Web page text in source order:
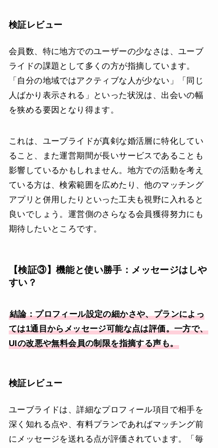
検証レビュー
会員数、特に地方でのユーザーの少なさは、ユーブ
ライドの課題として多くの方が指摘しています。
「自分の地域ではアクティブな人が少ない」「同じ
人ばかり表示される」といった状況は、出会いの幅
を狭める要因となり得ます。
これは、ユーブライドが真剣な婚活層に特化してい
ること、また運営期間が長いサービスであることも
影響しているかもしれません。地方での活動を考え
ている方は、検索範囲を広めたり、他のマッチング
アプリと併用したりといった工夫も視野に入れると
良いでしょう。運営側のさらなる会員獲得努力にも
期待したいところです。
【検証③】機能と使い勝手：メッセージはしや
すい？
結論：プロフィール設定の細かさや、プランによっ
ては1通目からメッセージ可能な点は評価。一方で、
UIの改悪や無料会員の制限を指摘する声も。
検証レビュー
ユーブライドは、詳細なプロフィール項目で相手を
深く知れる点や、有料プランであればマッチング前
にメッセージを送れる点が評価されています。「毎